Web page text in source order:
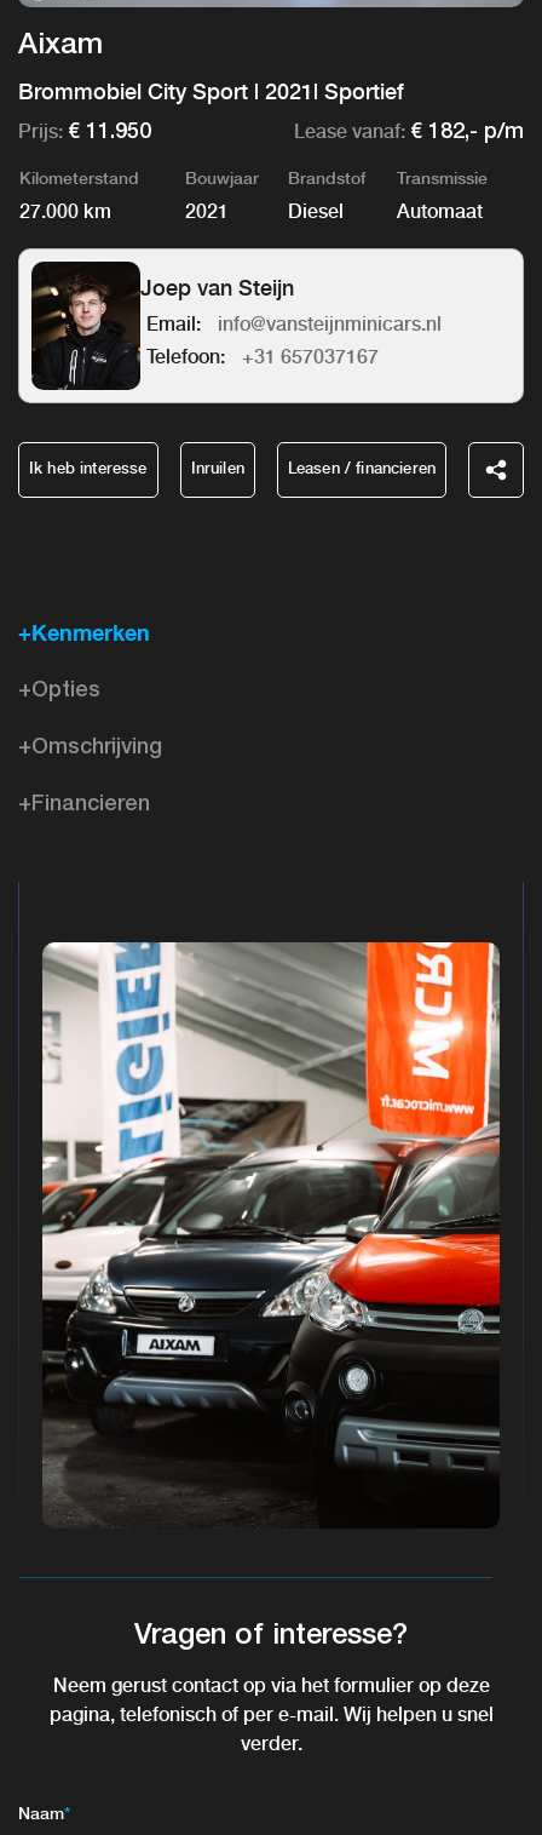
Aixam
Brommobiel City Sport | 2021| Sportief
Prijs: € 11.950 Lease vanaf: € 182,- p/m
Kilometerstand
27.000 km
Bouwjaar
2021
Brandstof
Diesel
Transmissie
Automaat
Joep van Steijn
Email:
info@vansteijnminicars.nl
Telefoon:
+31 657037167
Ik heb interesse Inruilen Leasen / financieren
+Kenmerken
+Opties
+Omschrijving
+Financieren
Vragen of interesse?
Neem gerust contact op via het formulier op deze
pagina, telefonisch of per e-mail. Wij helpen u snel
verder.
Naam*